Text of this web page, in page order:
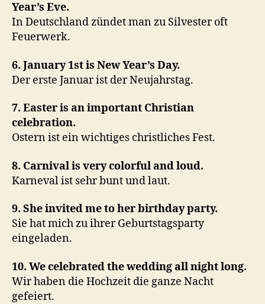
Year’s Eve.
In Deutschland zündet man zu Silvester oft
Feuerwerk.
6. January 1st is New Year’s Day.
Der erste Januar ist der Neujahrstag.
7. Easter is an important Christian
celebration.
Ostern ist ein wichtiges christliches Fest.
8. Carnival is very colorful and loud.
Karneval ist sehr bunt und laut.
9. She invited me to her birthday party.
Sie hat mich zu ihrer Geburtstagsparty
eingeladen.
10. We celebrated the wedding all night long.
Wir haben die Hochzeit die ganze Nacht
gefeiert.